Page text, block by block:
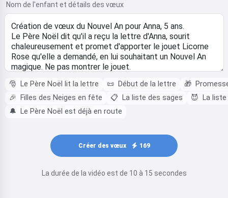
Nom de l'enfant et détails des vœux
🎅 Le Père Noël lit la lettre 📜 Début de la lettre 🎁
🎉
Filles des Neiges en fête 📋 La liste des sages 😈
La
🔔
Le Père Noël est déjà en route
Créer des vœux 169
La durée de la vidéo est de 10 à 15 secondes